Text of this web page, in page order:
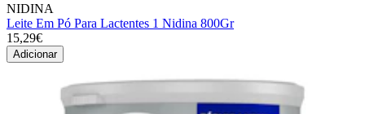
NIDINA
Leite Em Pó Para Lactentes 1 Nidina 800Gr
15,29€
Adicionar